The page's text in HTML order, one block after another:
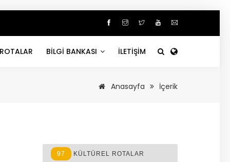
BİLGİ BANKASI İLETİŞİM
Anasayfa İçerik
97 KÜLTÜREL ROTALAR